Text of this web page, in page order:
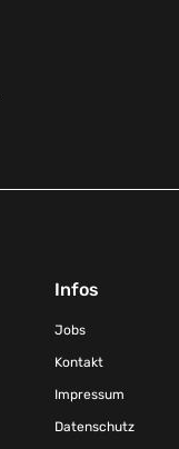
Infos
Jobs
Kontakt
Impressum
Datenschutz